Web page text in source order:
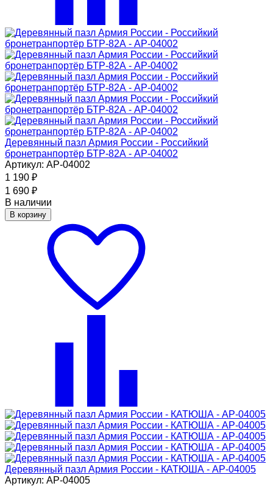
Деревянный пазл Армия России - Российкий
бронетранпортёр БТР-82А - АР-04002
Артикул: АР-04002
1 190 ₽
1 690 ₽
В наличии
В корзину
Деревянный пазл Армия России - КАТЮША - АР-04005
Артикул: АР-04005